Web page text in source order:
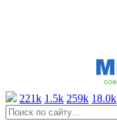
221k 1.5k 259k 18.0k